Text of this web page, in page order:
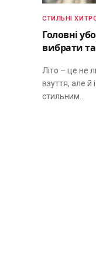
СТИЛЬНІ
Головні
вибрати
Літо – це не
взуття, але й
стильним…